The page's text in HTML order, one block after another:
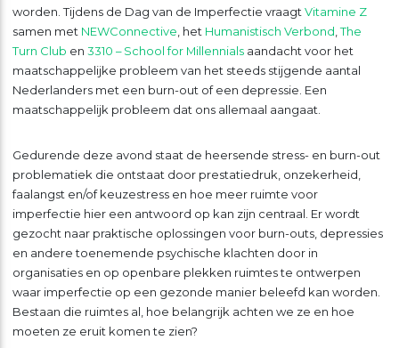
worden. Tijdens de Dag van de Imperfectie vraagt Vitamine Z
samen met NEWConnective , het Humanistisch Verbond ,The
Turn Club en 3310 – School for Millennialsaandacht voor het
maatschappelijke probleem van het steeds stijgende aantal
Nederlanders met een burn-out of een depressie. Een
maatschappelijk probleem dat ons allemaal aangaat.
Gedurende deze avond staat de heersende stress- en burn-out
problematiek die ontstaat door prestatiedruk, onzekerheid,
faalangst en/of keuzestress en hoe meer ruimte voor
imperfectie hier een antwoord op kan zijn centraal. Er wordt
gezocht naar praktische oplossingen voor burn-outs, depressies
en andere toenemende psychische klachten door in
organisaties en op openbare plekken ruimtes te ontwerpen
waar imperfectie op een gezonde manier beleefd kan worden.
Bestaan die ruimtes al, hoe belangrijk achten we ze en hoe
moeten ze eruit komen te zien?